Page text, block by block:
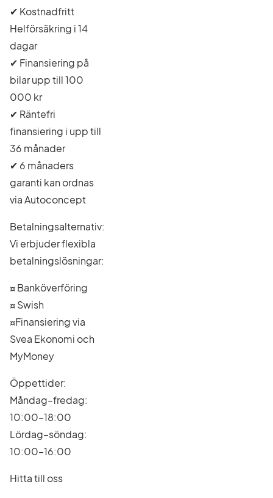
✔ Kostnadfritt
Helförsäkring i 14
dagar
✔ Finansiering på
bilar upp till 100
000 kr
✔ Räntefri
finansiering i upp till
36 månader
✔ 6 månaders
garanti kan ordnas
via Autoconcept
Betalningsalternativ:
Vi erbjuder flexibla
betalningslösningar:
¤ Banköverföring
¤ Swish
¤Finansiering via
Svea Ekonomi och
MyMoney
Öppettider:
Måndag–fredag:
10:00–18:00
Lördag–söndag:
10:00–16:00
Hitta till oss